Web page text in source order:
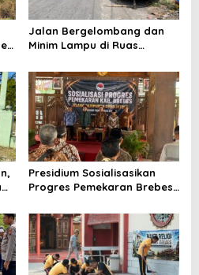
Jalan Bergelombang dan
Minim Lampu di Ruas
Telan Korban, Innova
Hantam Pohon di
Bantarkawung
Presidium Sosialisasikan
Progres Pemekaran Brebes
Pansus DPRD Jateng Jadi
Tahap Berikutnya